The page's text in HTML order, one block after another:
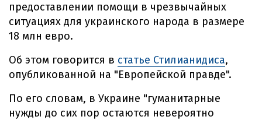
предоставлении помощи в чрезвычайных
ситуациях для украинского народа в размере
18 млн евро.
Об этом говорится в статье Стилианидиса,
опубликованной на "Европейской правде".
По его словам, в Украине "гуманитарные
нужды до сих пор остаются невероятно